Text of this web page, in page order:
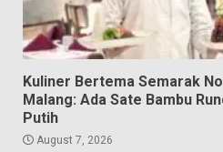
Kuliner Bertema Semarak
Malang: Ada Sate Bambu
Putih
August 7, 2026